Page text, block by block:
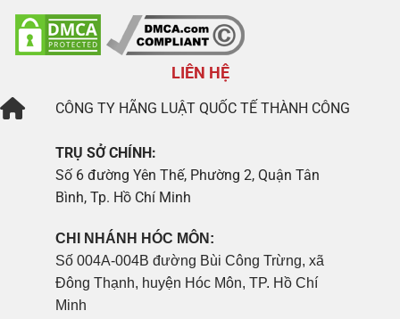
LIÊN HỆ
CÔNG TY HÃNG LUẬT QUỐC TẾ THÀNH CÔNG
TRỤ SỞ CHÍNH:
Số 6 đường Yên Thế, Phường 2, Quận Tân
Bình, Tp. Hồ Chí Minh
CHI NHÁNH HÓC MÔN:
Số 004A-004B đường Bùi Công Trừng, xã
Đông Thạnh, huyện Hóc Môn, TP. Hồ Chí
Minh